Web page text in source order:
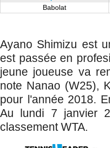
Babolat
Ayano Shimizu est
est passée en
jeune joueuse va
note Nanao (W25),
pour l'année 2018.
Au lundi 7 janvier
classement WTA.